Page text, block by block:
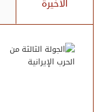
الأخيرة